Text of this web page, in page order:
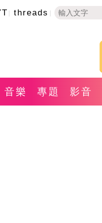
threads
音樂 專題 影音